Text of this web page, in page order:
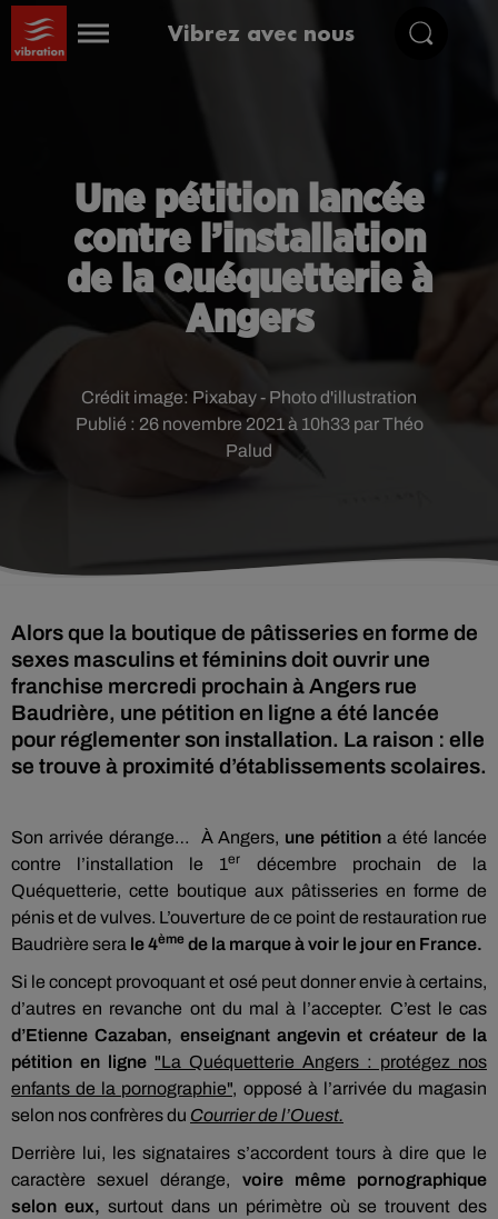
Vibrez avec nous
Une pétition lancée
contre l’installation
de la Quéquetterie à
Angers
Publié : 26 novembre 2021 à 10h33 par Théo
Palud
Crédit image: Pixabay - Photo d'illustration
Alors que la boutique de pâtisseries en forme de
sexes masculins et féminins doit ouvrir une
franchise mercredi prochain à Angers rue
Baudrière, une pétition en ligne a été lancée
pour réglementer son installation. La raison : elle
se trouve à proximité d’établissements scolaires.
Son arrivée dérange… À Angers, une pétition a été lancée
contre l’installation le 1er
décembre prochain de la
Quéquetterie, cette boutique aux pâtisseries en forme de
pénis et de vulves. L’ouverture de ce point de restauration rue
Baudrière sera le 4ème de la marque à voir le jour en France.
Si le concept provoquant et osé peut donner envie à certains,
d’autres en revanche ont du mal à l’accepter. C’est le cas
d’Etienne Cazaban, enseignant angevin et créateur de la
pétition en ligne "La Quéquetterie Angers : protégez nos
enfants de la pornographie", opposé à l’arrivée du magasin
selon nos confrères du Courrier de l’Ouest.
Derrière lui, les signataires s’accordent tours à dire que le
caractère sexuel dérange, voire même pornographique
selon eux, surtout dans un périmètre où se trouvent des